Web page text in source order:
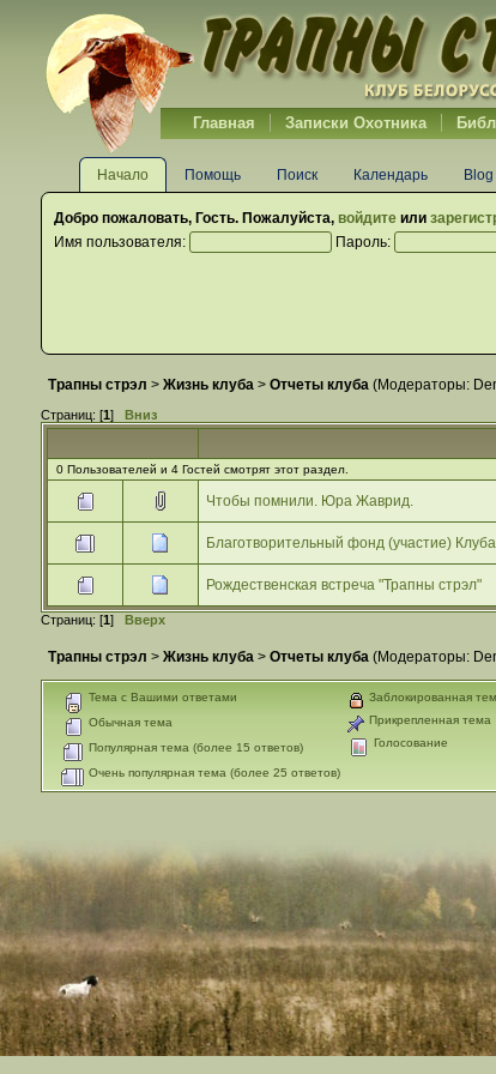
Главная Записки Охотника
Начало Помощь Поиск Календарь Blog
Добро пожаловать, Гость. Пожалуйста, войдитеили
Имя пользователя:
Пароль:
Трапны стрэл > Жизнь клуба> Отчеты клуба(Модераторы:
Страниц: [1] Вниз
0 Пользователей и 4 Гостей смотрят этот раздел.
Чтобы помнили. Юра Жаврид.
Благотворительный фонд (участие)
Рождественская встреча "Трапны стрэл"
Страниц: [1] Вверх
Трапны стрэл > Жизнь клуба> Отчеты клуба(Модераторы:
Тема с Вашими ответами
Обычная тема
Популярная тема (более 15 ответов)
Очень популярная тема (более 25 ответов)
Заблокированная
Прикрепленная тема
Голосование